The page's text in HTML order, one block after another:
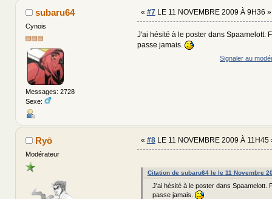
subaru64
Cynois
Messages: 2728
Sexe:
« #7LE 11 NOVEMBRE 2009 À 9H36 »
J'ai hésité à le poster dans Spaamelott.
passe jamais.
Signaler au
Ryō
Modérateur
« #8LE 11 NOVEMBRE 2009 À 11H45
Citation de subaru64 le le 11 Novembre
J'ai hésité à le poster dans Spaamelott.
passe jamais.